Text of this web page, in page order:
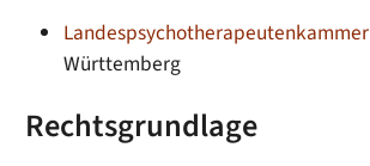
Landespsychotherapeutenkammer
Württemberg
Rechtsgrundlage